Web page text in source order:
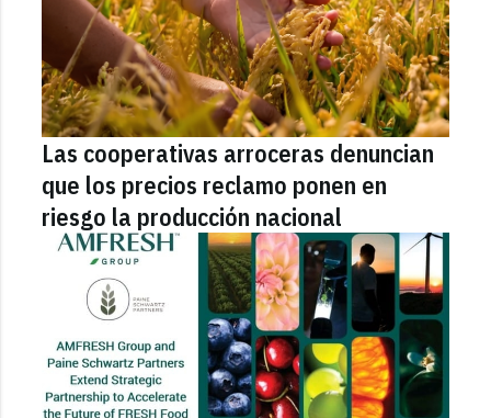
Las cooperativas arroceras denuncian
que los precios reclamo ponen en
riesgo la producción nacional